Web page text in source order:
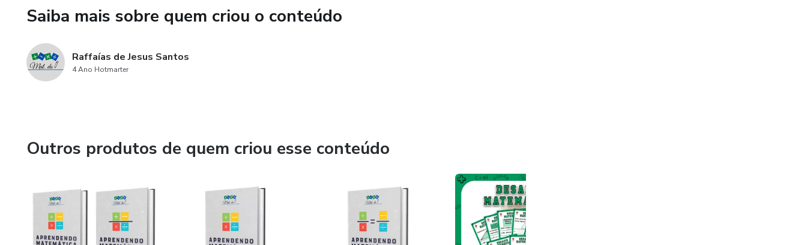
BÔNUS EXCLUSIVO - Guia Pedagógico Passo a Passo (PDF): Um manual prático
Saiba mais sobre quem criou o conteúdo
Raffaías de Jesus Santos
4 Ano Hotmarter
Outros produtos de quem criou esse conteúdo